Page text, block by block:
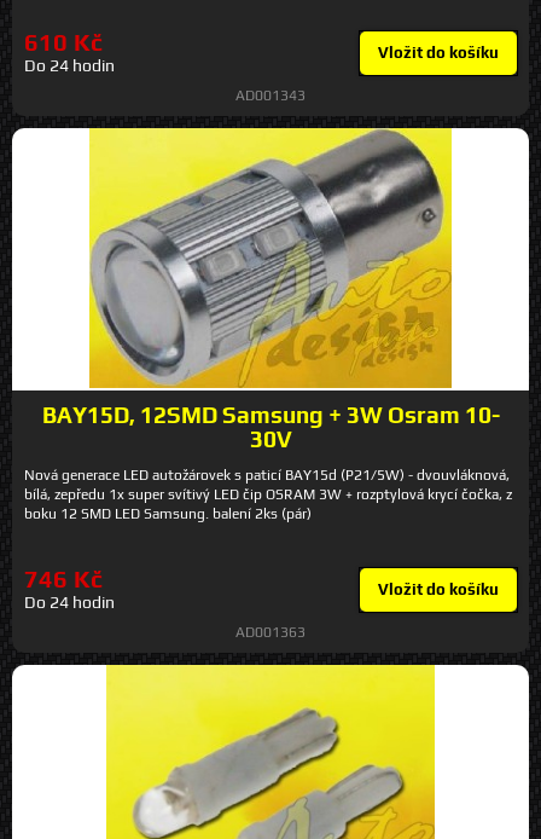
610 Kč
Do 24 hodin
Vložit do košíku
AD001343
BAY15D, 12SMD Samsung + 3W Osram 10-
30V
Nová generace LED autožárovek s paticí BAY15d (P21/5W) - dvouvláknová,
bílá, zepředu 1x super svítivý LED čip OSRAM 3W + rozptylová krycí čočka, z
boku 12 SMD LED Samsung. balení 2ks (pár)
746 Kč
Do 24 hodin
Vložit do košíku
AD001363